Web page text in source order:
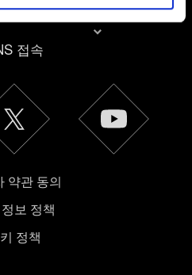
할 것입니다.
나 관련 설정은 아래의
접속
약관 동의
보 정책
정책